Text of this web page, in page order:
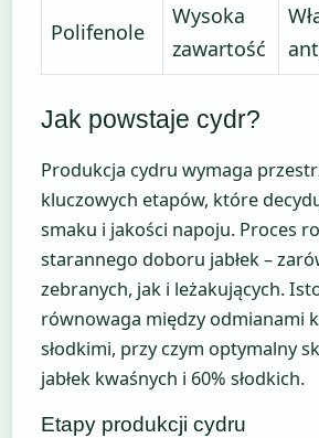
Polifenole
Wysoka
zawartość
Jak powstaje cydr?
Produkcja cydru wymaga
kluczowych etapów, które
smaku i jakości napoju. Proces
starannego doboru jabłek –
zebranych, jak i leżakujących.
równowaga między odmianami
słodkimi, przy czym optymalny
jabłek kwaśnych i 60% słodkich.
Etapy produkcji cydru